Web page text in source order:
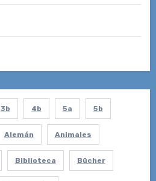
3b 4b 5a 5b
Alemán Animales
Biblioteca Bücher